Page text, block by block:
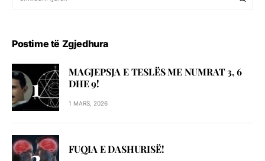
Postime të Zgjedhura
MAGJEPSJA E TESLËS ME NUMRAT 3, 6
DHE 9!
1 MARS, 2026
FUQIA E DASHURISË!